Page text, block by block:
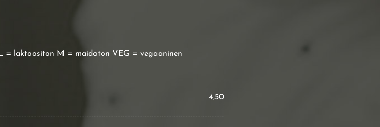
= laktoositon M = maidoton VEG = vegaaninen
4,50